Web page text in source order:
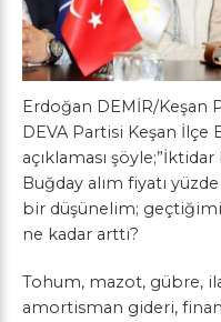
Erdoğan DEMİR/Keşan
DEVA Partisi Keşan İlçe
açıklaması şöyle;”İktidar
Buğday alım fiyatı
bir düşünelim;
ne kadar arttı?
Tohum, mazot, gübre,
amortisman gideri,